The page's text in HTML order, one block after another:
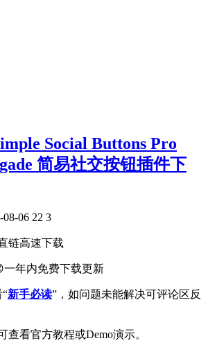
Social Buttons Pro
简易社交按钮插件下
08-06 22 3
链高速下载
年内免费下载更新
新手必读”，如问题未能解决可评论区反
查看官方教程或Demo演示。